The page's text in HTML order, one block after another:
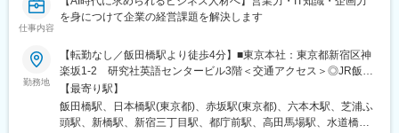
仕事内容
を身につけて企業の経営課題を解決します
勤務地
【転勤なし／飯田橋駅より徒歩4分】■東京本社：東京都新宿区神
楽坂1-2 研究社英語センタービル3階＜交通アクセス＞◎JR飯田
橋駅 西口より徒歩4分◎東京メトロ飯田橋駅 B3出口より徒歩4分※
担当プロジェクトにより、将来的にリモートワーク（在宅勤務）
も可能です！
【最寄り駅】
飯田橋駅、日本橋駅(東京都)、赤坂駅(東京都)、六本木駅、芝浦ふ
頭駅、新橋駅、新宿三丁目駅、都庁前駅、高田馬場駅、水道橋